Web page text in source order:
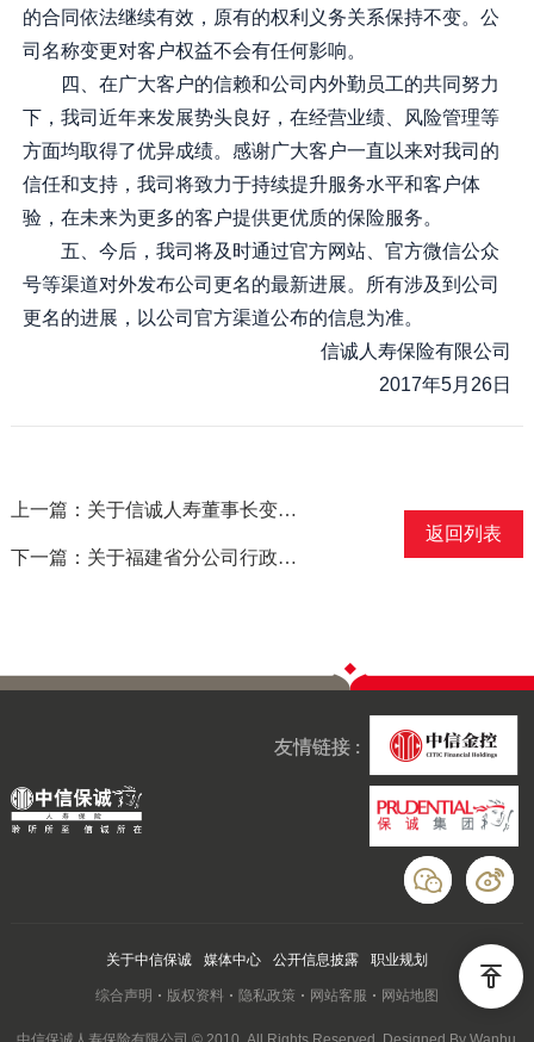
的合同依法继续有效，原有的权利义务关系保持不变。公
司名称变更对客户权益不会有任何影响。
四、在广大客户的信赖和公司内外勤员工的共同努力
下，我司近年来发展势头良好，在经营业绩、风险管理等
方面均取得了优异成绩。感谢广大客户一直以来对我司的
信任和支持，我司将致力于持续提升服务水平和客户体
验，在未来为更多的客户提供更优质的保险服务。
五、今后，我司将及时通过官方网站、官方微信公众
号等渠道对外发布公司更名的最新进展。所有涉及到公司
更名的进展，以公司官方渠道公布的信息为准。
信诚人寿保险有限公司
2017年5月26日
上一篇：关于信诚人寿董事长变更的说明
下一篇：关于福建省分公司行政处罚的相关事宜
返回列表
友情链接 :
关于中信保诚 媒体中心 公开信息披露 职业规划
综合声明 版权资料 隐私政策 网站客服 网站地图